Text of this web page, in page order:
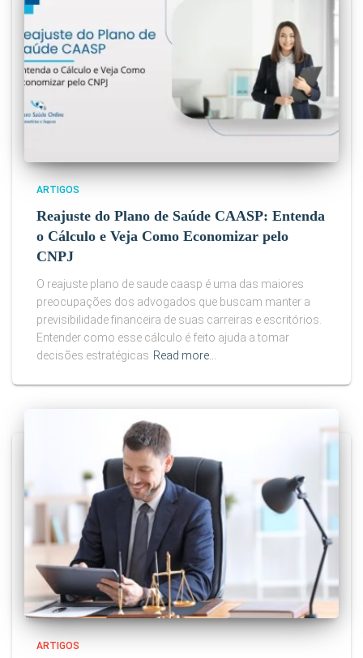
ARTIGOS
Reajuste do Plano de Saúde CAASP: Entenda
o Cálculo e Veja Como Economizar pelo
CNPJ
O reajuste plano de saude caasp é uma das maiores
preocupações dos advogados que buscam manter a
previsibilidade financeira de suas carreiras e escritórios.
Entender como esse cálculo é feito ajuda a tomar
decisões estratégicas Read more…
ARTIGOS